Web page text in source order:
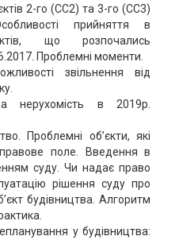
2-го (СС2) та 3-го (СС3)
прийняття в
що розпочались
Проблемні моменти.
звільнення від
нерухомість в 2019р.
Проблемні об’єкти, які
поле. Введення в
суду. Чи надає право
рішення суду про
будівництва. Алгоритм
у будівництва: